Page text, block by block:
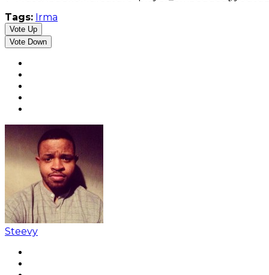
Tags: Irma
Vote Up
Vote Down
Steevy